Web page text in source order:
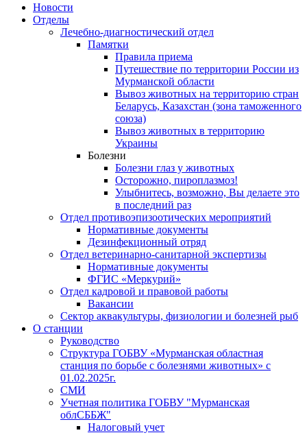
Новости
Отделы
Лечебно-диагностический отдел
Памятки
Правила приема
Путешествие по территории России из
Мурманской области
Вывоз животных на территорию стран
Беларусь, Казахстан (зона таможенного
союза)
Вывоз животных в территорию
Украины
Болезни
Болезни глаз у животных
Осторожно, пироплазмоз!
Улыбнитесь, возможно, Вы делаете это
в последний раз
Отдел противоэпизоотических мероприятий
Нормативные документы
Дезинфекционный отряд
Отдел ветеринарно-санитарной экспертизы
Нормативные документы
ФГИС «Меркурий»
Отдел кадровой и правовой работы
Вакансии
Сектор аквакультуры, физиологии и болезней рыб
О станции
Руководство
Структура ГОБВУ «Мурманская областная
станция по борьбе с болезнями животных» c
01.02.2025г.
СМИ
Учетная политика ГОБВУ "Мурманская
облСББЖ"
Налоговый учет